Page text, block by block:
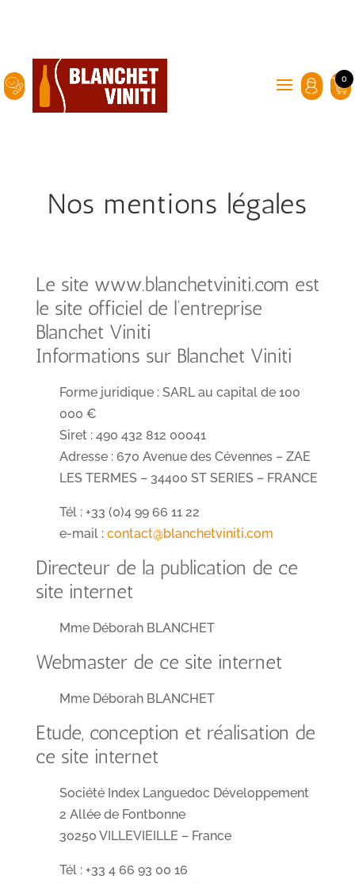
0
Nos mentions légales
Le site www.blanchetviniti.com est
le site officiel de l’entreprise
Blanchet Viniti
Informations sur Blanchet Viniti
Forme juridique : SARL au capital de 100
000 €
Siret : 490 432 812 00041
Adresse : 670 Avenue des Cévennes – ZAE
LES TERMES – 34400 ST SERIES – FRANCE
Tél : +33 (0)4 99 66 11 22
e-mail : contact@blanchetviniti.com
Directeur de la publication de ce
site internet
Mme Déborah BLANCHET
Webmaster de ce site internet
Mme Déborah BLANCHET
Etude, conception et réalisation de
ce site internet
Société Index Languedoc Développement
2 Allée de Fontbonne
30250 VILLEVIEILLE – France
Tél : +33 4 66 93 00 16